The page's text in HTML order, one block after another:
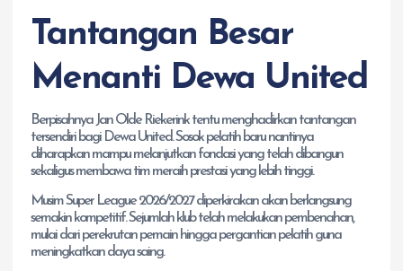
Tantangan Besar
Menanti Dewa United
Berpisahnya Jan Olde Riekerink tentu menghadirkan tantangan
tersendiri bagi Dewa United. Sosok pelatih baru nantinya
diharapkan mampu melanjutkan fondasi yang telah dibangun
sekaligus membawa tim meraih prestasi yang lebih tinggi.
Musim Super League 2026/2027 diperkirakan akan berlangsung
semakin kompetitif. Sejumlah klub telah melakukan pembenahan,
mulai dari perekrutan pemain hingga pergantian pelatih guna
meningkatkan daya saing.